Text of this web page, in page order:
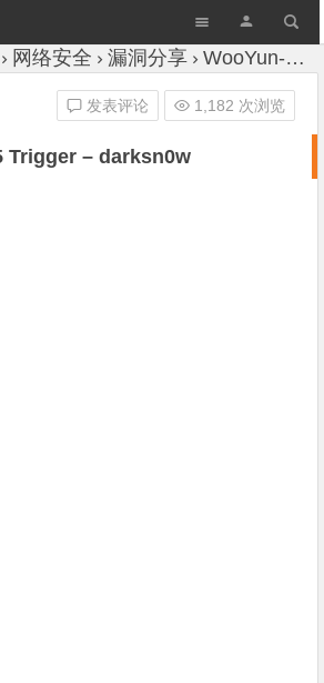
网络安全 漏洞分享 WooYun-Drops
Trigger – darksn0w
发表评论 1,182 次浏览